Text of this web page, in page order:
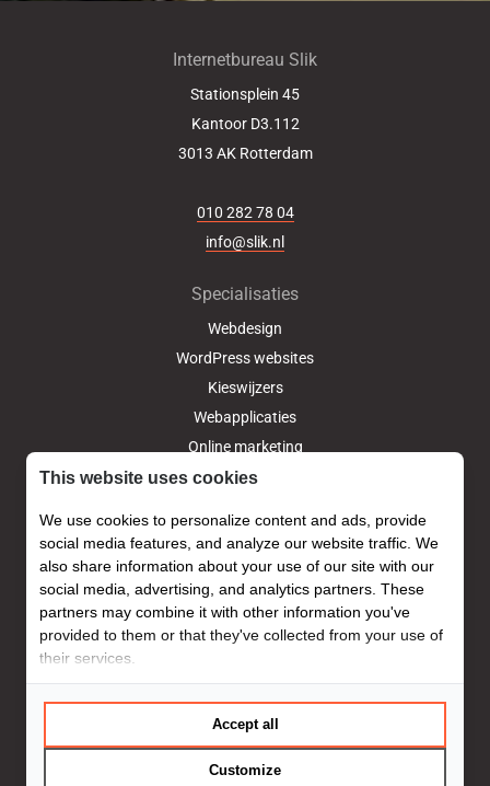
Internetbureau Slik
Stationsplein 45
Kantoor D3.112
3013 AK Rotterdam
010 282 78 04
info@slik.nl
Specialisaties
Webdesign
WordPress websites
Kieswijzers
Webapplicaties
Online marketing
Gebruikersonderzoek
Lees meer
AVG-GDPR
Webflow
Wordpress hosting
Wordpress support
This website uses cookies
We use cookies to personalize content and ads, provide
social media features, and analyze our website traffic. We
also share information about your use of our site with our
social media, advertising, and analytics partners. These
partners may combine it with other information you've
provided to them or that they've collected from your use of
their services.
Customize
Accept all